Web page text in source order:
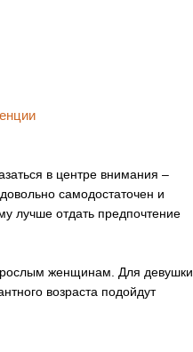
в центре внимания –
самодостаточен и
лучше отдать предпочтение
женщинам. Для девушки
возраста подойдут